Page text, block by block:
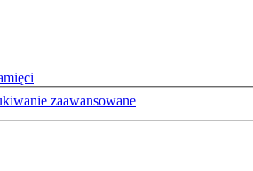
zaawansowane